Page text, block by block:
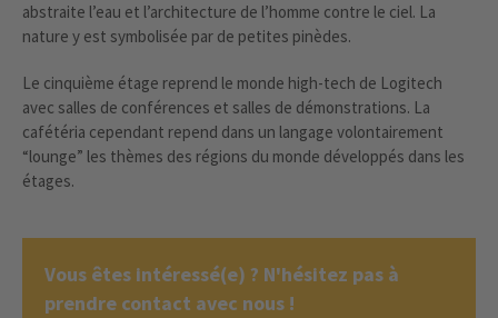
abstraite l’eau et l’architecture de l’homme contre le ciel. La
nature y est symbolisée par de petites pinèdes.
Le cinquième étage reprend le monde high-tech de Logitech
avec salles de conférences et salles de démonstrations. La
cafétéria cependant repend dans un langage volontairement
“lounge” les thèmes des régions du monde développés dans les
étages.
Vous êtes intéressé(e) ? N'hésitez pas à
prendre contact avec nous !